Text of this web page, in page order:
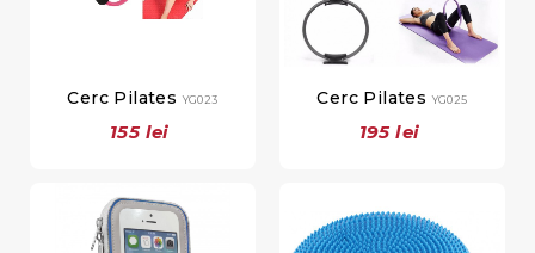
Cerc Pilates YG023
155 lei
Cerc Pilates YG025
195 lei